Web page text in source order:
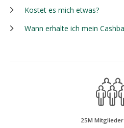
Kostet es mich etwas?
Wann erhalte ich mein
25M